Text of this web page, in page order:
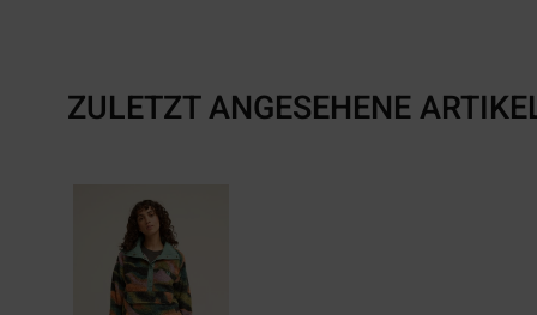
ZULETZT ANGESEHENE